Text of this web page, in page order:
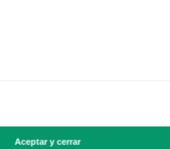
Aceptar y cerrar